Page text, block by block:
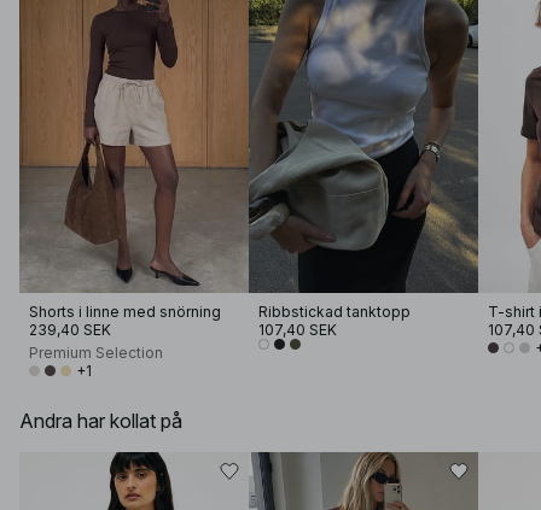
Shorts i linne med snörning
239,40 SEK
Premium Selection
+1
Ribbstickad tanktopp
107,40 SEK
107,40
Andra har kollat på